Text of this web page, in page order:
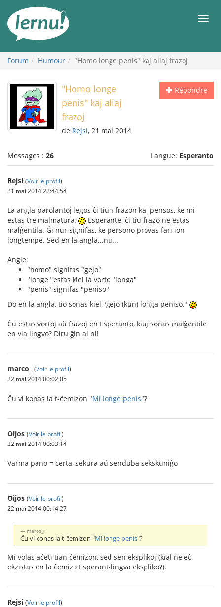
contenu
Forum Humour "Homo longe penis" kaj aliaj frazoj
Répondre
"Homo longe
penis" kaj aliaj
frazoj
de Rejsi, 21 mai 2014
Messages : 26 Langue: Esperanto
Rejsi (Voir le profil)
21 mai 2014 22:44:54
La angla-parolantoj legos ĉi tiun frazon kaj pensos, ke mi
estas tre malmatura.
Esperante, ĉi tiu frazo ne estas
malĝentila. Ĝi nur signifas, ke persono provas fari ion
longtempe. Sed en la angla...nu...
Angle:
"homo" signifas "gejo"
"longe" estas kiel la vorto "longa"
"penis" signifas "peniso"
Do en la angla, tio sonas kiel "gejo (kun) longa peniso."
Ĉu estas vortoj aŭ frazoj en Esperanto, kiuj sonas malĝentile
en via lingvo? Diru ĝin al ni!
marco_ (Voir le profil)
22 mai 2014 00:02:05
Ĉu vi konas la t-ĉemizon "Mi longe penis"?
Oijos (Voir le profil)
22 mai 2014 00:03:14
Varma pano = certa, sekura aŭ senduba sekskuniĝo
Oijos (Voir le profil)
22 mai 2014 00:14:27
marco_:
Ĉu vi konas la t-ĉemizon "Mi longe penis"?
Mi volas aĉeti tian ĉemizon, sed sen eksplikoj (kial ne eĉ
ekzistas en la ĉemizo Esperant-lingva ekspliko?).
Rejsi (Voir le profil)